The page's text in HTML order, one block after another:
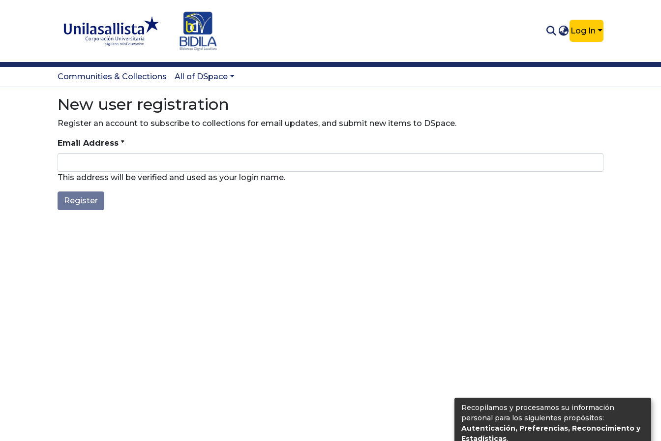
Log In
Communities & Collections All of DSpace
New user registration
Register an account to subscribe to collections for email updates, and submit new items to DSpace.
Email Address *
This address will be verified and used as your login name.
Register
Recopilamos y procesamos su información
personal para los siguientes propósitos:
Autenticación, Preferencias, Reconocimiento y
Estadísticas.